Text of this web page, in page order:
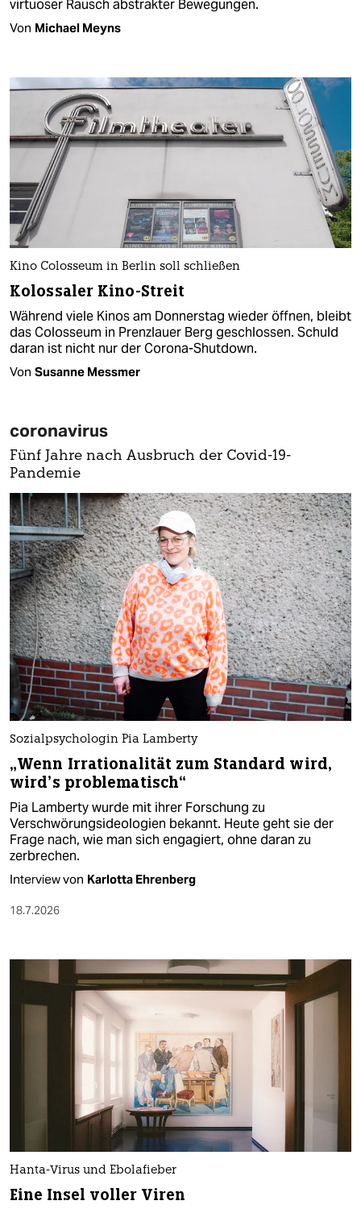
virtuoser Rausch abstrakter Bewegungen.
Von Michael Meyns
Kino Colosseum in Berlin soll schließen
Kolossaler Kino-Streit
Während viele Kinos am Donnerstag wieder öffnen, bleibt
das Colosseum in Prenzlauer Berg geschlossen. Schuld
daran ist nicht nur der Corona-Shutdown.
Von Susanne Messmer
coronavirus
Fünf Jahre nach Ausbruch der Covid-19-
Pandemie
Sozialpsychologin Pia Lamberty
„Wenn Irrationalität zum Standard wird,
wird’s problematisch“
Pia Lamberty wurde mit ihrer Forschung zu
Verschwörungsideologien bekannt. Heute geht sie der
Frage nach, wie man sich engagiert, ohne daran zu
zerbrechen.
Interview von Karlotta Ehrenberg
18.7.2026
Hanta-Virus und Ebolafieber
Eine Insel voller Viren